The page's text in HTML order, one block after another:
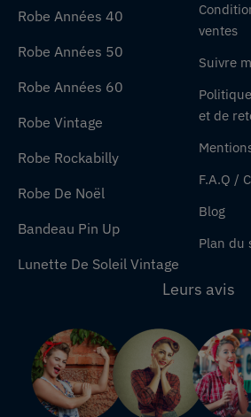
Robe Années 40
Robe Années 50
Robe Années 60
Robe Vintage
Robe Rockabilly
Robe De Noël
Bandeau Pin Up
Lunette De Soleil Vintage
ventes
Suivre
et de
F.A.Q /
Blog
Plan du
Leurs avis